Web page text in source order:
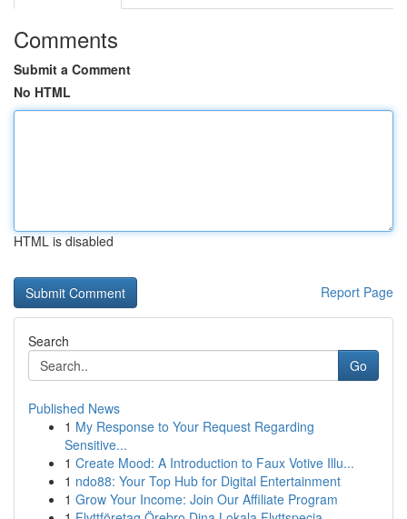
Comments
Submit a Comment
No HTML
HTML is disabled
Report Page
Search
Go
Published News
1 My Response to Your Request Regarding
Sensitive...
1 Create Mood: A Introduction to Faux Votive Illu...
1 ndo88: Your Top Hub for Digital Entertainment
1 Grow Your Income: Join Our Affiliate Program